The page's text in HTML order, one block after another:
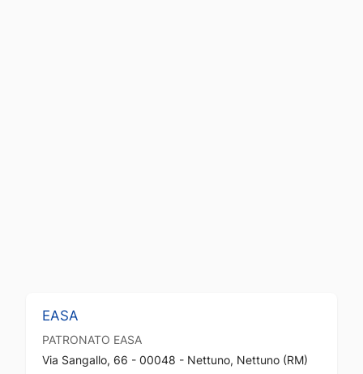
EASA
PATRONATO EASA
Via Sangallo, 66 - 00048 - Nettuno, Nettuno (RM)